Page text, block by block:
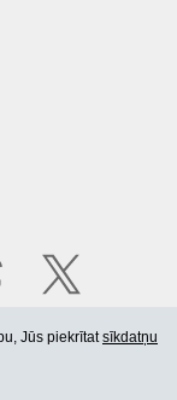
Jūs piekrītatsīkdatņu